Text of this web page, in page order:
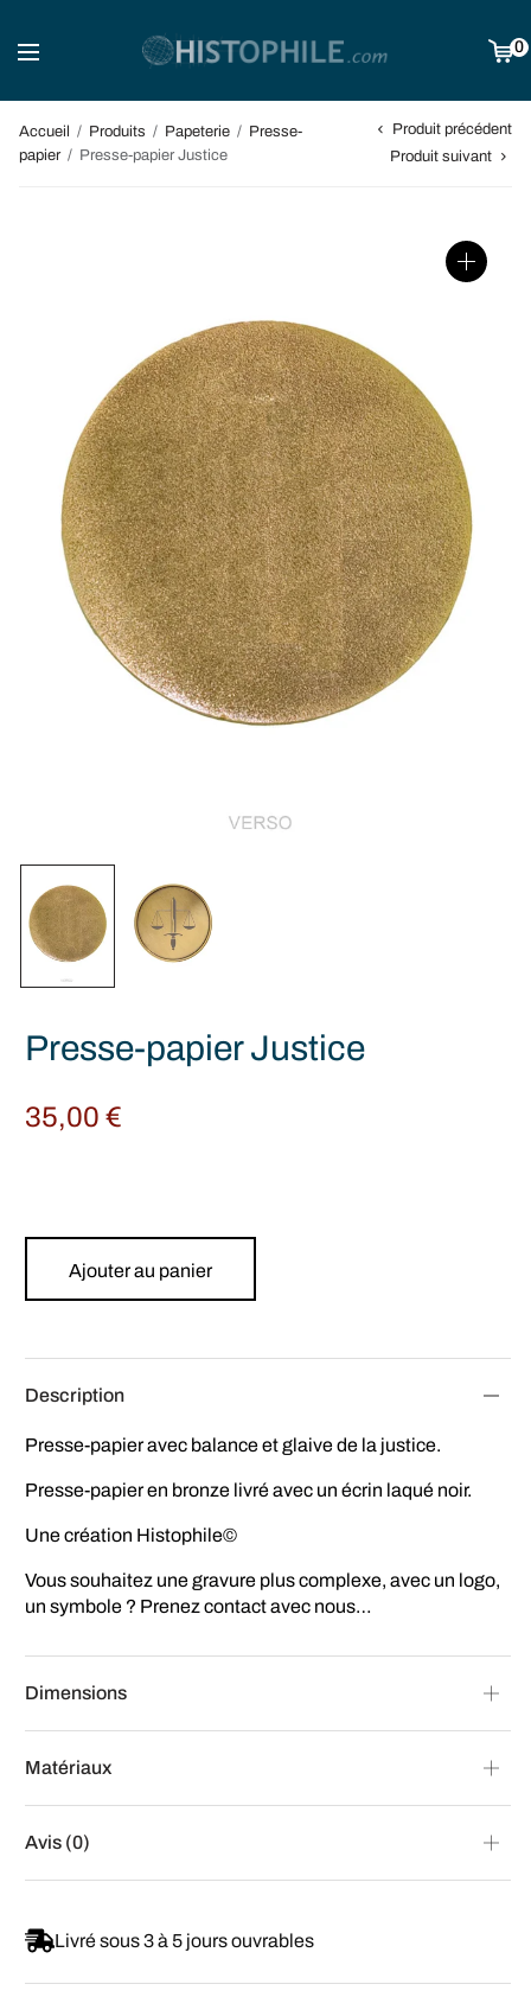
0
Accueil / Produits / Papeterie / Presse-
papier / Presse-papier Justice
Produit précédent
Produit suivant
Presse-papier Justice
35,00€
Ajouter au panier
Description
Presse-papier avec balance et glaive de la justice.
Presse-papier en bronze livré avec un écrin laqué noir.
Une création Histophile©
Vous souhaitez une gravure plus complexe, avec un logo,
un symbole ? Prenez contact avec nous…
Dimensions
Matériaux
Avis (0)
Livré sous 3 à 5 jours ouvrables